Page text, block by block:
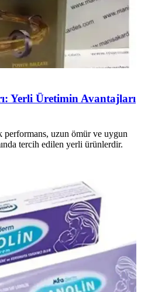
Yerli Üretimin Avantajları
performans, uzun ömür ve uygun
tercih edilen yerli ürünlerdir.